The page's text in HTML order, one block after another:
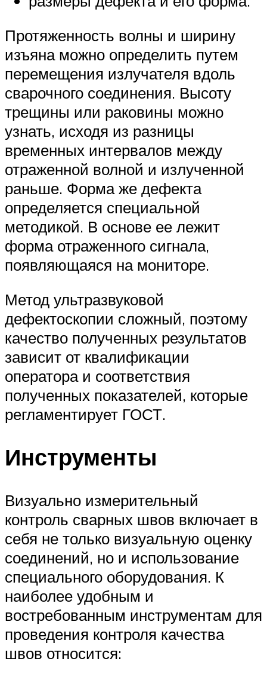
Протяженность волны и ширину
изъяна можно определить путем
перемещения излучателя вдоль
сварочного соединения. Высоту
трещины или раковины можно
узнать, исходя из разницы
временных интервалов между
отраженной волной и излученной
раньше. Форма же дефекта
определяется специальной
методикой. В основе ее лежит
форма отраженного сигнала,
появляющаяся на мониторе.
Метод ультразвуковой
дефектоскопии сложный, поэтому
качество полученных результатов
зависит от квалификации
оператора и соответствия
полученных показателей, которые
регламентирует ГОСТ.
Инструменты
Визуально измерительный
контроль сварных швов включает в
себя не только визуальную оценку
соединений, но и использование
специального оборудования. К
наиболее удобным и
востребованным инструментам для
проведения контроля качества
швов относится: